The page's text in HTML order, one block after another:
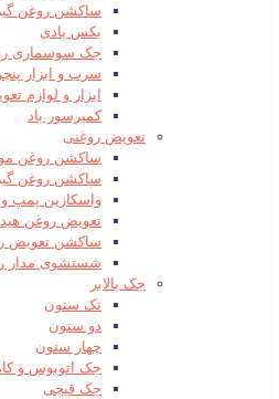
ساکشن روغن
بکس بادی
جک سوسماری
سرب و ابزار
ابزار و لوازم
کمپرسور باد
تعویض روغنی
ساکشن روغن
ساکشن روغن
واسکازین پمپ
تعویض روغن
ساکشن تعویض
شستشوی مدار
جک بالابر
تک ستون
دو ستون
چهار ستون
جک اتوبوس و
جک قیچی